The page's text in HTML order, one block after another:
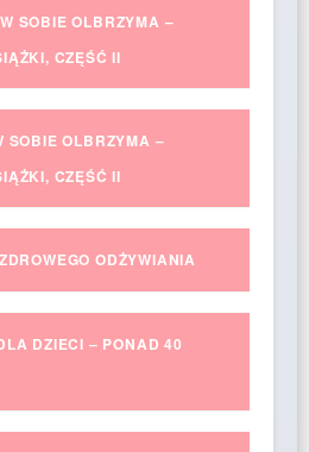
SOBIE OLBRZYMA –
CZĘŚĆ II
SOBIE OLBRZYMA –
CZĘŚĆ II
ODŻYWIANIA
DZIECI – PONAD 40